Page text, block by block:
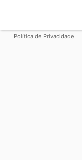
Política de Privacidade